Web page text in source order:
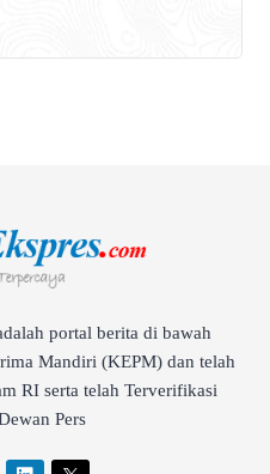
portal berita di bawah
Mandiri (KEPM) dan telah
RI serta telah Terverifikasi
Pers